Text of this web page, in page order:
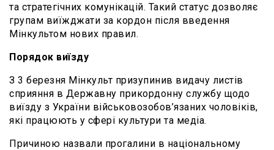
та стратегічних комунікацій. Такий статус дозволяє
групам виїжджати за кордон після введення
Мінкультом нових правил.
Порядок виїзду
З 3 березня Мінкульт призупинив видачу листів
сприяння в Державну прикордонну службу щодо
виїзду з України військовозобов’язаних чоловіків,
які працюють у сфері культури та медіа.
Причиною назвали прогалини в національному